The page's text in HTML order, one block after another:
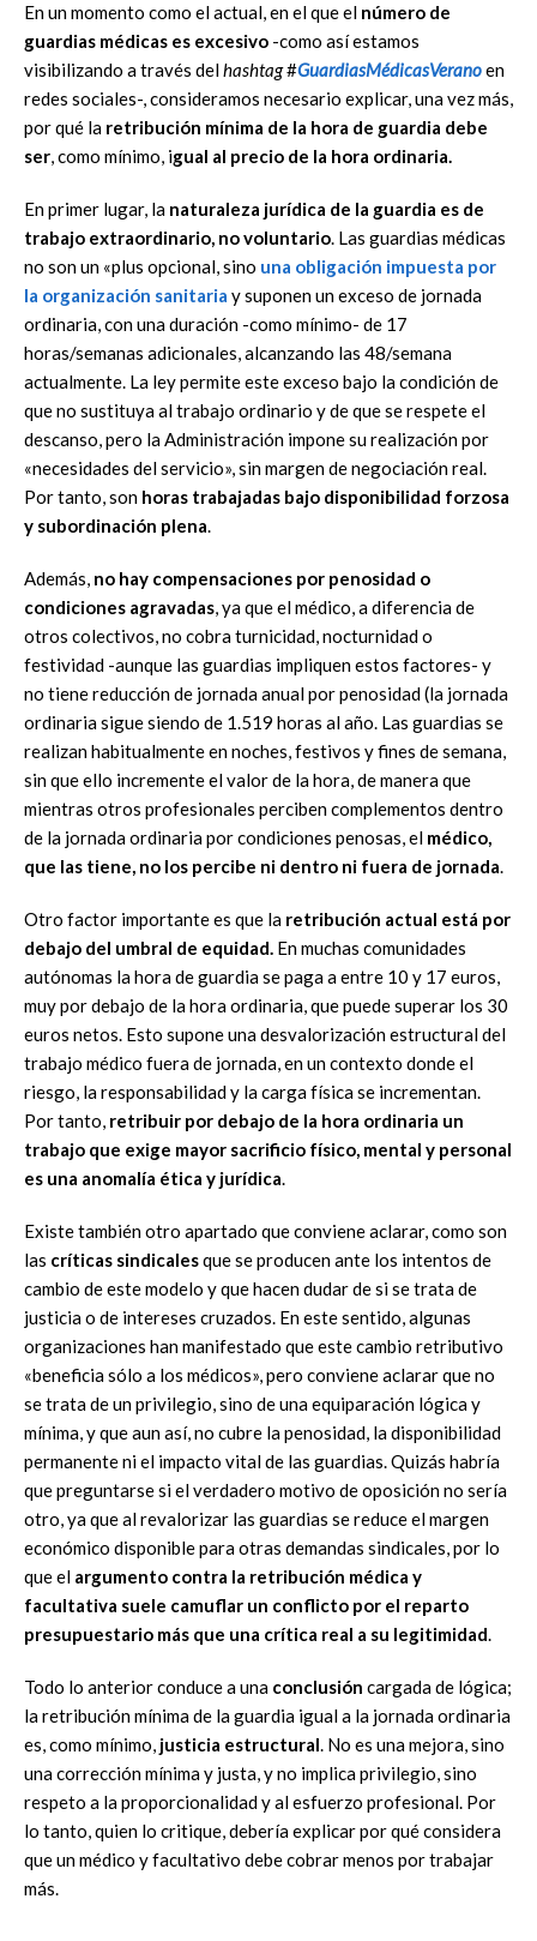
En un momento como el actual, en el que el número de
guardias médicas es excesivo -como así estamos
visibilizando a través delhashtag#GuardiasMédicasVeranoen
redes sociales-, consideramos necesario explicar, una vez más,
por qué la retribución mínima de la hora de guardia debe
ser, como mínimo, igual al precio de la hora ordinaria.
En primer lugar, la naturaleza jurídica de la guardia es de
trabajo extraordinario, no voluntario. Las guardias médicas
no son un «plus opcional, sino una obligación impuesta por
la organización sanitaria y suponen un exceso de jornada
ordinaria, con una duración -como mínimo- de 17
horas/semanas adicionales, alcanzando las 48/semana
actualmente. La ley permite este exceso bajo la condición de
que no sustituya al trabajo ordinario y de que se respete el
descanso, pero la Administración impone su realización por
«necesidades del servicio», sin margen de negociación real.
Por tanto, son horas trabajadas bajo disponibilidad forzosa
y subordinación plena.
Además, no hay compensaciones por penosidad o
condiciones agravadas, ya que el médico, a diferencia de
otros colectivos, no cobra turnicidad, nocturnidad o
festividad -aunque las guardias impliquen estos factores- y
no tiene reducción de jornada anual por penosidad (la jornada
ordinaria sigue siendo de 1.519 horas al año. Las guardias se
realizan habitualmente en noches, festivos y fines de semana,
sin que ello incremente el valor de la hora, de manera que
mientras otros profesionales perciben complementos dentro
de la jornada ordinaria por condiciones penosas, el médico,
que las tiene, no los percibe ni dentro ni fuera de jornada.
Otro factor importante es que la retribución actual está por
debajo del umbral de equidad. En muchas comunidades
autónomas la hora de guardia se paga a entre 10 y 17 euros,
muy por debajo de la hora ordinaria, que puede superar los 30
euros netos. Esto supone una desvalorización estructural del
trabajo médico fuera de jornada, en un contexto donde el
riesgo, la responsabilidad y la carga física se incrementan.
Por tanto, retribuir por debajo de la hora ordinaria un
trabajo que exige mayor sacrificio físico, mental y personal
es una anomalía ética y jurídica.
Existe también otro apartado que conviene aclarar, como son
las críticas sindicalesque se producen ante los intentos de
cambio de este modelo y que hacen dudar de si se trata de
justicia o de intereses cruzados. En este sentido, algunas
organizaciones han manifestado que este cambio retributivo
«beneficia sólo a los médicos», pero conviene aclarar que no
se trata de un privilegio, sino de una equiparación lógica y
mínima, y que aun así, no cubre la penosidad, la disponibilidad
permanente ni el impacto vital de las guardias. Quizás habría
que preguntarse si el verdadero motivo de oposición no sería
otro, ya que al revalorizar las guardias se reduce el margen
económico disponible para otras demandas sindicales, por lo
que el argumento contra la retribución médica y
facultativa suele camuflar un conflicto por el reparto
presupuestario más que una crítica real a su legitimidad.
Todo lo anterior conduce a una conclusión cargada de lógica;
la retribución mínima de la guardia igual a la jornada ordinaria
es, como mínimo, justicia estructural. No es una mejora, sino
una corrección mínima y justa, y no implica privilegio, sino
respeto a la proporcionalidad y al esfuerzo profesional. Por
lo tanto, quien lo critique, debería explicar por qué considera
que un médico y facultativo debe cobrar menos por trabajar
más.